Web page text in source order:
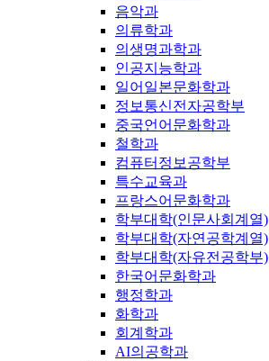
음악과
의류학과
의생명과학과
인공지능학과
일어일본문화학과
정보통신전자공학부
중국언어문화학과
철학과
컴퓨터정보공학부
특수교육과
프랑스어문화학과
학부대학(인문사회계열)
학부대학(자연공학계열)
학부대학(자유전공학부)
한국어문화학과
행정학과
화학과
회계학과
AI의공학과